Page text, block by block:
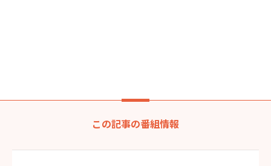
この記事の番組情報